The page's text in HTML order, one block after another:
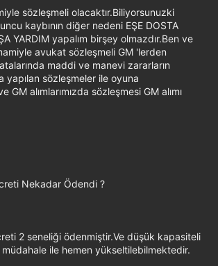
sözleşmeli olacaktır.Biliyorsunuzki
kaybının diğer nedeni EŞE DOSTA
YARDIM yapalım birşey olmazdır.Ben ve
avukat sözleşmeli GM 'lerden
maddi ve manevi zararların
yapılan sözleşmeler ile oyuna
GM alımlarımızda sözleşmesi GM alımı
Nekadar Ödendi ?
2 seneliği ödenmiştir.Ve düşük kapasiteli
müdahale ile hemen yükseltilebilmektedir.